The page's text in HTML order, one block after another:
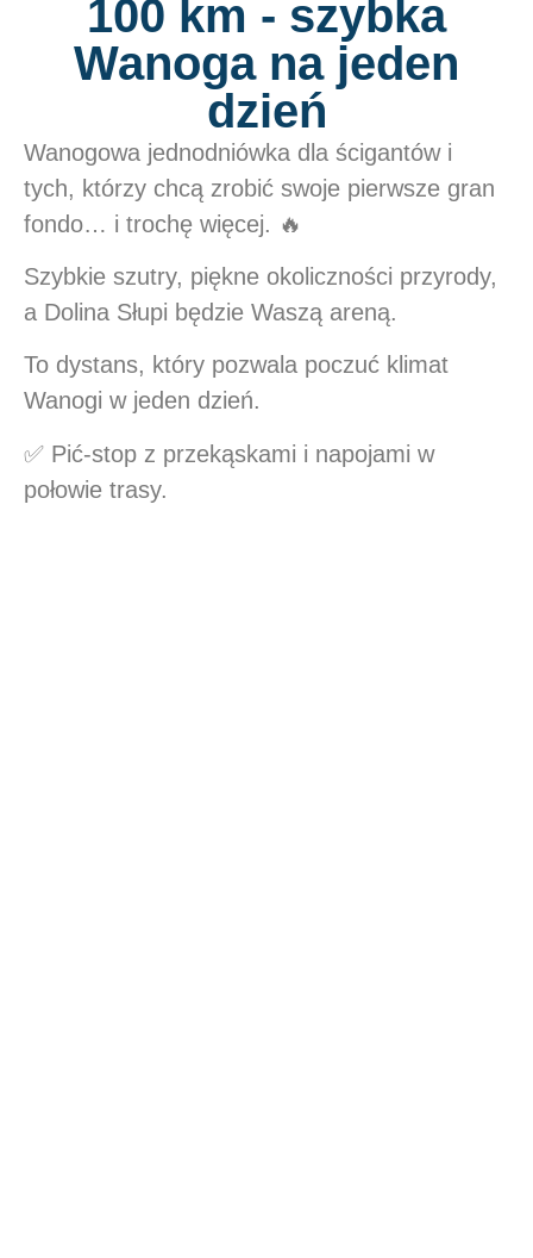
100 km - szybka
Wanoga na jeden
dzień
Wanogowa jednodniówka dla ścigantów i
tych, którzy chcą zrobić swoje pierwsze gran
fondo… i trochę więcej. 🔥
Szybkie szutry, piękne okoliczności przyrody,
a Dolina Słupi będzie Waszą areną.
To dystans, który pozwala poczuć klimat
Wanogi w jeden dzień.
✅ Pić-stop z przekąskami i napojami w
połowie trasy.